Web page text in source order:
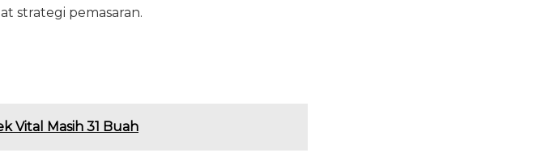
strategi pemasaran.
Vital Masih 31 Buah